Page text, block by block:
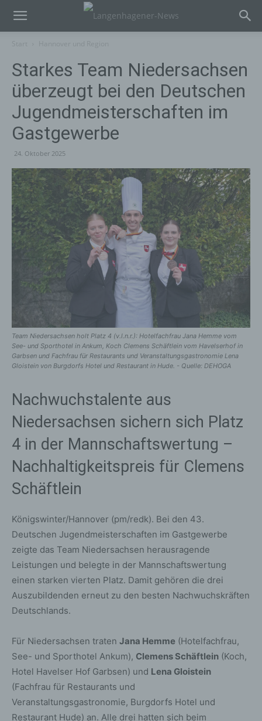
Starkes Team Niedersachsen
überzeugt bei den Deutschen
Jugendmeisterschaften im
Gastgewerbe
24. Oktober 2025
Team Niedersachsen holt Platz 4 (v.l.n.r.): Hotelfachfrau Jana Hemme vom
See- und Sporthotel in Ankum, Koch Clemens Schäftlein vom Havelserhof in
Garbsen und Fachfrau für Restaurants und Veranstaltungsgastronomie Lena
Gloistein von Burgdorfs Hotel und Restaurant in Hude. - Quelle: DEHOGA
Nachwuchstalente aus
Niedersachsen sichern sich Platz
4 in der Mannschaftswertung –
Nachhaltigkeitspreis für Clemens
Schäftlein
Königswinter/Hannover (pm/redk). Bei den 43.
Deutschen Jugendmeisterschaften im Gastgewerbe
zeigte das Team Niedersachsen herausragende
Leistungen und belegte in der Mannschaftswertung
einen starken vierten Platz. Damit gehören die drei
Auszubildenden erneut zu den besten Nachwuchskräften
Deutschlands.
Für Niedersachsen traten Jana Hemme (Hotelfachfrau,
See- und Sporthotel Ankum), Clemens Schäftlein (Koch,
Hotel Havelser Hof Garbsen) und Lena Gloistein
(Fachfrau für Restaurants und
Veranstaltungsgastronomie, Burgdorfs Hotel und
Restaurant Hude) an. Alle drei hatten sich beim